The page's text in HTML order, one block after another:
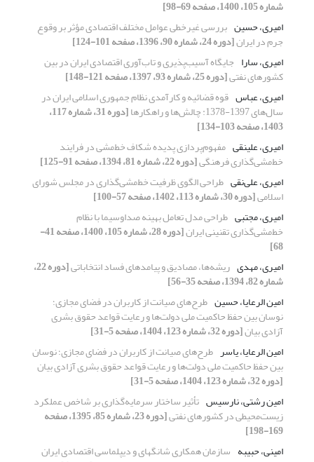
شماره 105، 1400، صفحه 69-98]
امیری، حسین بررسی غیرخطی عوامل مختلف اقتصادی مؤثر بر وقوع
جرم در ایران[دوره 24، شماره 90، 1396، صفحه 101-124]
امیری، سارا جایگاه آسیب‌پذیری و تاب‌آوری اقتصادی ایران در بین
کشورهای نفتی[دوره 25، شماره 93، 1397، صفحه 121-148]
امیری، عباس قوه قضائیه و کارآمدی نظام جمهوری اسلامی ایران در
سال‌های 1397-1378: چالش‌ها و راهکارها [دوره 31، شماره 117،
1403، صفحه 103-134]
امیری، علینقی مفهوم‌پردازی پدیده شکاف خط‌مشی در فرایند
خط‌مشی‌گذاری فرهنگی[دوره 22، شماره 81، 1394، صفحه 91-125]
امیری، علی‌نقی طراحی الگوی ظرفیت خط‌مشی‌گذاری در مجلس شورای
اسلامی[دوره 30، شماره 113، 1402، صفحه 57-100]
امیری، مجتبی طراحی مدل تعامل بهینه صداوسیما با نظام
خط‌مشی‌گذاری تقنینی ایران [دوره 28، شماره 105، 1400، صفحه 41-
68]
امیری، مهدی ریشه‌ها، مصادیق و پیامدهای فساد انتخاباتی [دوره 22،
شماره 82، 1394، صفحه 35-56]
امین الرعایا، حسین طرح‌های صیانت از کاربران در فضای مجازی؛
نوسان بین حفظ حاکمیت ملی دولت‌ها و رعایت قواعد حقوق بشری
آزادی بیان[دوره 32، شماره 123، 1404، صفحه 5-31]
امین الرعایا، یاسر طرح‌های صیانت از کاربران در فضای مجازی؛ نوسان
بین حفظ حاکمیت ملی دولت‌ها و رعایت قواعد حقوق بشری آزادی بیان
[دوره 32، شماره 123، 1404، صفحه 5-31]
امین رشتی، نارسیس تأثیر ساختار سرمایه‌گذاری بر شاخص عملکرد
زیست‌محیطی در کشورهای نفتی [دوره 23، شماره 85، 1395، صفحه
169-198]
امینی، حبیبه سازمان همکاری شانگهای و دیپلماسی اقتصادی ایران